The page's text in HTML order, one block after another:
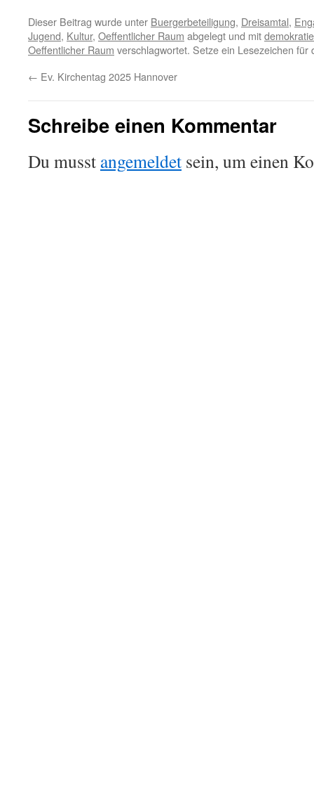
Dieser Beitrag wurde unter Buergerbeteiligung, Dreisamtal,
Jugend, Kultur, Oeffentlicher Raum abgelegt und mitdemokratie
Oeffentlicher Raum verschlagwortet. Setze ein Lesezeichen für
← Ev. Kirchentag 2025 Hannover
Schreibe einen Kommentar
Du musst angemeldet sein, um einen